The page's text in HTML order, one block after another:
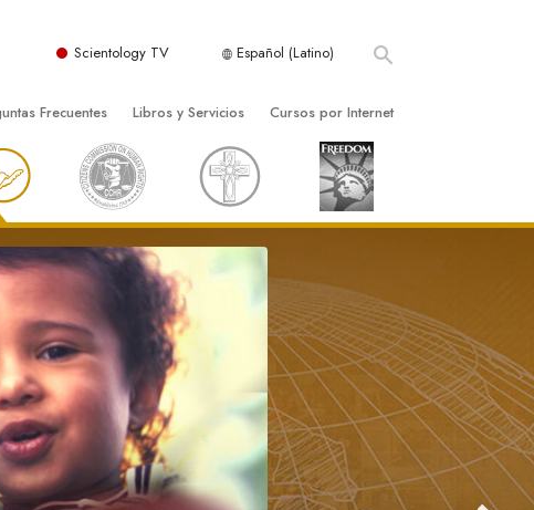
Scientology TV Español (Latino)
por los
Frecuentes
y principios básicos
de una Iglesia
de Scientology
Libros y Servicios
Iniciales
Introductorias
Películas Introductorias
Iniciales
Cursos por Internet
Cómo Resolver los Conflictos
Las Dinámicas de la Existencia
Los Componentes de la Comprensión
Soluciones para un Entorno Peligroso
Ayudas para Enfermedades y Lesiones
La Integridad y la Honestidad
El Matrimonio
La Escala Tonal Emocional